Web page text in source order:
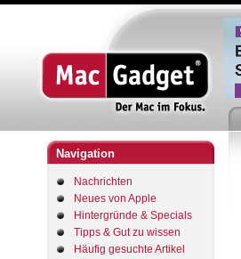
Navigation
Nachrichten
Neues von Apple
Hintergründe & Specials
Tipps & Gut zu wissen
Häufig gesuchte Artikel